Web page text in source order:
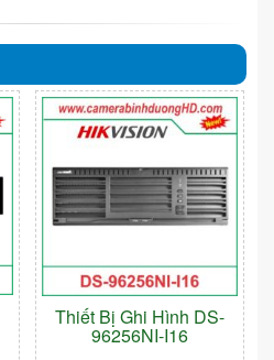
Thiết Bị Ghi Hình DS-
96256NI-I16